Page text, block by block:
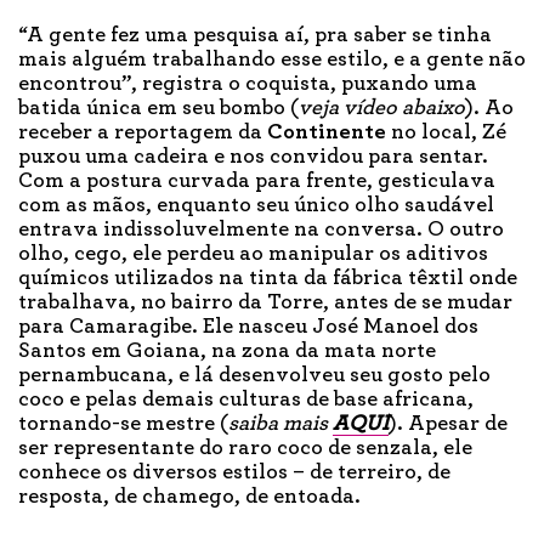
“A gente fez uma pesquisa aí, pra saber se tinha
mais alguém trabalhando esse estilo, e a gente não
encontrou”, registra o coquista, puxando uma
batida única em seu bombo (veja vídeo abaixo). Ao
receber a reportagem da Continente no local, Zé
puxou uma cadeira e nos convidou para sentar.
Com a postura curvada para frente, gesticulava
com as mãos, enquanto seu único olho saudável
entrava indissoluvelmente na conversa. O outro
olho, cego, ele perdeu ao manipular os aditivos
químicos utilizados na tinta da fábrica têxtil onde
trabalhava, no bairro da Torre, antes de se mudar
para Camaragibe. Ele nasceu José Manoel dos
Santos em Goiana, na zona da mata norte
pernambucana, e lá desenvolveu seu gosto pelo
coco e pelas demais culturas de base africana,
tornando-se mestre (saiba maisAQUI). Apesar de
ser representante do raro coco de senzala, ele
conhece os diversos estilos – de terreiro, de
resposta, de chamego, de entoada.